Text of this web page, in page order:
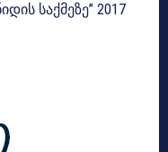
საქმეზე” 2017